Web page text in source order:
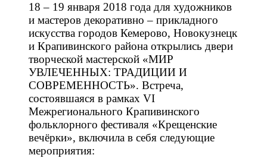
18 – 19 января 2018 года для художников
и мастеров декоративно – прикладного
искусства городов Кемерово, Новокузнецк
и Крапивинского района открылись двери
творческой мастерской «МИР
УВЛЕЧЕННЫХ: ТРАДИЦИИ И
СОВРЕМЕННОСТЬ». Встреча,
состоявшаяся в рамках VI
Межрегионального Крапивинского
фольклорного фестиваля «Крещенские
вечёрки», включила в себя следующие
мероприятия: